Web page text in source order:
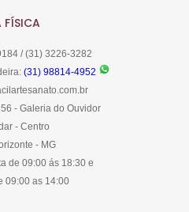
FÍSICA
/ (31) 3226-3282
(31) 98814-4952
- Galeria do Ouvidor
- Centro
- MG
de 09:00 ás 18:30 e
09:00 as 14:00